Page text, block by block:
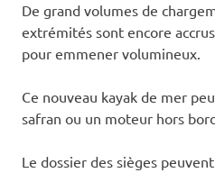
De grand volumes de
extrémités sont encore
pour emmener volumineux.
Ce nouveau kayak de mer
safran ou un moteur hors
Le dossier des sièges